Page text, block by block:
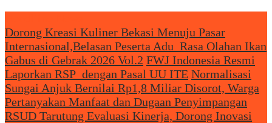
Dorong Kreasi Kuliner Bekasi Menuju Pasar
Internasional,Belasan Peserta Adu Rasa Olahan Ikan
Gabus di Gebrak 2026 Vol.2 FWJ Indonesia Resmi
Laporkan RSP dengan Pasal UU ITE Normalisasi
Sungai Anjuk Bernilai Rp1,8 Miliar Disorot, Warga
Pertanyakan Manfaat dan Dugaan Penyimpangan
RSUD Tarutung Evaluasi Kinerja, Dorong Inovasi